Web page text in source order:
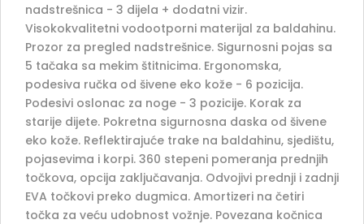
nadstrešnica - 3 dijela + dodatni vizir.
Visokokvalitetni vodootporni materijal za baldahinu.
Prozor za pregled nadstrešnice. Sigurnosni pojas sa
5 tačaka sa mekim štitnicima. Ergonomska,
podesiva ručka od šivene eko kože - 6 pozicija.
Podesivi oslonac za noge - 3 pozicije. Korak za
starije dijete. Pokretna sigurnosna daska od šivene
eko kože. Reflektirajuće trake na baldahinu, sjedištu,
pojasevima i korpi. 360 stepeni pomeranja prednjih
točkova, opcija zaključavanja. Odvojivi prednji i zadnji
EVA točkovi preko dugmica. Amortizeri na četiri
točka za veću udobnost vožnje. Povezana kočnica